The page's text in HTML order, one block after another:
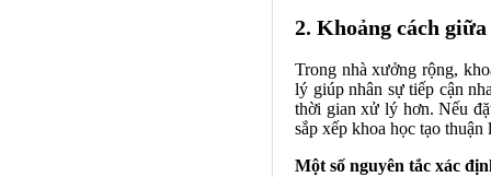
2. Khoảng cách
Trong nhà xưởng rộng,
lý giúp nhân sự tiếp cận
thời gian xử lý hơn. Nếu
sắp xếp khoa học tạo
Một số nguyên tắc xác